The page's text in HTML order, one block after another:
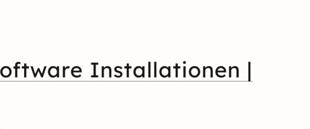
Installationen |